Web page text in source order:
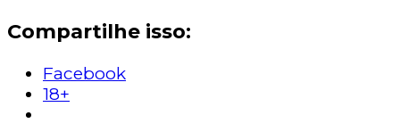
Compartilhe isso:
Facebook
18+